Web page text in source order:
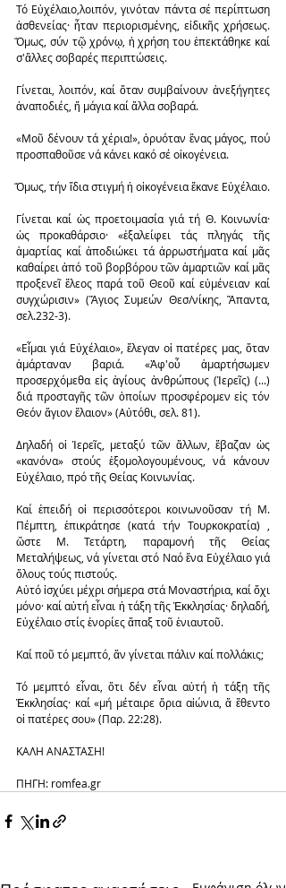
Τό Εὐχέλαιο,λοιπόν, γινόταν πάντα σέ περίπτωση
ἀσθενείας· ἦταν περιορισμένης, εἰδικῆς χρήσεως.
Ὅμως, σύν τῷ χρόνῳ, ἡ χρήση του ἐπεκτάθηκε καί
σ'ἄλλες σοβαρές περιπτώσεις.
Γίνεται, λοιπόν, καί ὅταν συμβαίνουν ἀνεξήγητες
ἀναποδιές, ἤ μάγια καί ἄλλα σοβαρά.
«Μοῦ δένουν τά χέρια!», ὀρυόταν ἕνας μάγος, πού
προσπαθοῦσε νά κάνει κακό σέ οἰκογένεια.
Ὅμως, τήν ἴδια στιγμή ἡ οἰκογένεια ἔκανε Εὐχέλαιο.
Γίνεται καί ὡς προετοιμασία γιά τή Θ. Κοινωνία·
ὡς προκαθάρσιο· «ἐξαλείφει τάς πληγάς τῆς
ἁμαρτίας καί ἀποδιώκει τά ἀρρωστήματα καί μᾶς
καθαίρει ἀπό τοῦ βορβόρου τῶν ἁμαρτιῶν καί μᾶς
προξενεῖ ἔλεος παρά τοῦ Θεοῦ καί εὐμένειαν καί
συγχώρισιν» (Ἅγιος Συμεών Θεσ/νίκης, Ἅπαντα,
σελ.232-3).
«Εἶμαι γιά Εὐχέλαιο», ἔλεγαν οἱ πατέρες μας, ὅταν
ἁμάρταναν βαριά. «Ἀφ'οὗ ἁμαρτήσωμεν
προσερχόμεθα εἰς ἁγίους ἀνθρώπους (Ἱερεῖς) (...)
διά προσταγῆς τῶν ὁποίων προσφέρομεν εἰς τόν
Θεόν ἅγιον ἔλαιον» (Αὐτόθι, σελ. 81).
Δηλαδή οἱ Ἱερεῖς, μεταξύ τῶν ἄλλων, ἔβαζαν ὡς
«κανόνα» στούς ἐξομολογουμένους, νά κάνουν
Εὐχέλαιο, πρό τῆς Θείας Κοινωνίας.
Καί ἐπειδή οἱ περισσότεροι κοινωνοῦσαν τή Μ.
Πέμπτη, ἐπικράτησε (κατά τήν Τουρκοκρατία) ,
ὥστε Μ. Τετάρτη, παραμονή τῆς Θείας
Μεταλήψεως, νά γίνεται στό Ναό ἕνα Εὐχέλαιο γιά
ὅλους τούς πιστούς.
Αὐτό ἰσχύει μέχρι σήμερα στά Μοναστήρια, καί ὄχι
μόνο· καί αὐτή εἶναι ἡ τάξη τῆς Ἐκκλησίας· δηλαδή,
Εὐχέλαιο στίς ἐνορίες ἅπαξ τοῦ ἐνιαυτοῦ.
Καί ποῦ τό μεμπτό, ἄν γίνεται πάλιν καί πολλάκις;
Τό μεμπτό εἶναι, ὅτι δέν εἶναι αὐτή ἡ τάξη τῆς
Ἐκκλησίας· καί «μή μέταιρε ὅρια αἰώνια, ἅ ἔθεντο
οἱ πατέρες σου» (Παρ. 22:28).
ΚΑΛΗ ΑΝΑΣΤΑΣΗ!
ΠΗΓΗ: romfea.gr